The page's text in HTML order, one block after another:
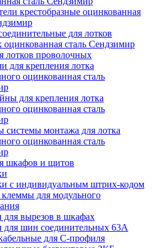
крестобразные оцинкованная
для лотков
оцинкованная сталь Сендзимир
лотков проволочных
для крепления лотка
оцинкованная сталь
для крепления лотка
оцинкованная сталь
системы монтажа для лотка
оцинкованная сталь
шкафов и щитов
с индивидуальным штрих-кодом
для модульного
для вырезов в шкафах
для шин соединительных 63А
для С-профиля